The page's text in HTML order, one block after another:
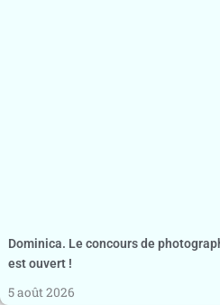
Dominica. Le concours de
est ouvert !
5 août 2026